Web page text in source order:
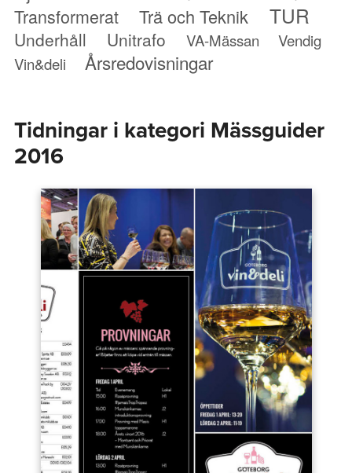
Transformerat Trä och Teknik TUR
Underhåll Unitrafo VA-Mässan
Vendig
Vin&deli
Årsredovisningar
Tidningar i kategori Mässguider
2016